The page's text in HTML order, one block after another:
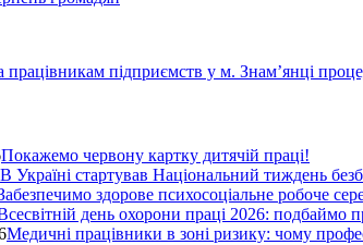
працівникам підприємств у м. Знам’янці
Покажемо червону картку дитячій праці!
В Україні стартував Національний тиждень
здорове психосоціальне робоче
день охорони праці 2026: подбаймо
Медичні працівники в зоні ризику: чому